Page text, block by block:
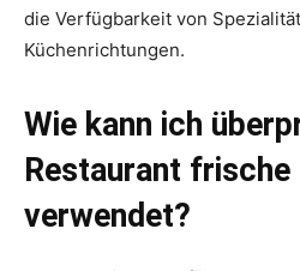
die Verfügbarkeit von
Küchenrichtungen.
Wie kann ich
Restaurant frische
verwendet?